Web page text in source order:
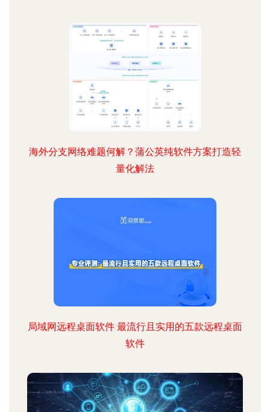
海外分支网络难题何解？蒲公英纯软件方案打造轻
量化解法
局域网远程桌面软件 最流行且实用的五款远程桌面
软件